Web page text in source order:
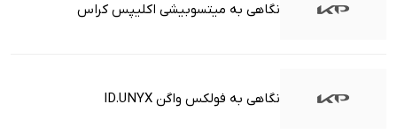
نگاهی به میتسوبیشی اکلیپس کراس
نگاهی به فولکس واگن ID.UNYX